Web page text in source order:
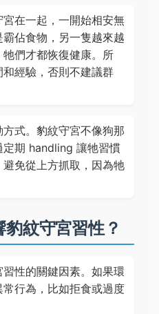
在一起，一開始相安無
佔食物，另一隻越來越
們才都恢復健康。所
經驗，否則不建議群
式。豹紋守宮不像狗那
定期 handling 讓牠習慣
免從上方抓取，因為牠
紋守宮習性？
性的關鍵因素。如果環
行為，比如拒食或過度